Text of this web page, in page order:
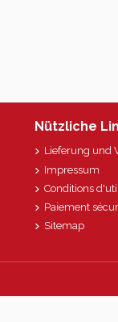
Nützliche
Lieferung und
Impressum
Conditions
Paiement
Sitemap